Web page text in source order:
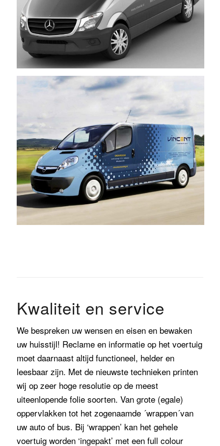
Kwaliteit en service
We bespreken uw wensen en eisen en bewaken
uw huisstijl! Reclame en informatie op het voertuig
moet daarnaast altijd functioneel, helder en
leesbaar zijn. Met de nieuwste technieken printen
wij op zeer hoge resolutie op de meest
uiteenlopende folie soorten. Van grote (egale)
oppervlakken tot het zogenaamde ´wrappen´van
uw auto of bus. Bij ‘wrappen’ kan het gehele
voertuig worden ‘ingepakt’ met een full colour